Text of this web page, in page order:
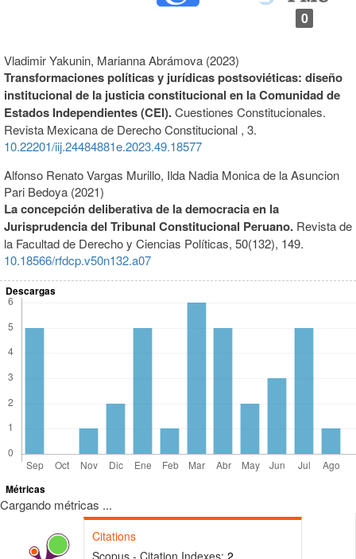
0
Vladimir Yakunin, Marianna Abrámova (2023)
Transformaciones políticas y jurídicas postsoviéticas: diseño
institucional de la justicia constitucional en la Comunidad de
Estados Independientes (CEI).Cuestiones Constitucionales.
Revista Mexicana de Derecho Constitucional , 3.
10.22201/iij.24484881e.2023.49.18577
Alfonso Renato Vargas Murillo, Ilda Nadia Monica de la Asuncion
Pari Bedoya (2021)
La concepción deliberativa de la democracia en la
Jurisprudencia del Tribunal Constitucional Peruano. Revista de
la Facultad de Derecho y Ciencias Políticas, 50(132), 149.
10.18566/rfdcp.v50n132.a07
Descargas
Métricas
Cargando métricas ...
Citations
Scopus - Citation Indexes: 2